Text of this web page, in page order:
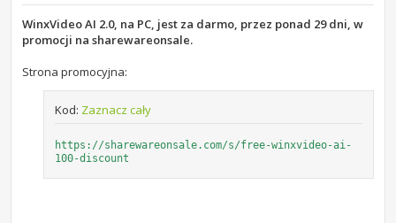
o
s
WinxVideo AI 2.0, na PC, jest za darmo, przez ponad 29 dni, w
promocji na sharewareonsale.
Strona promocyjna:
Kod: Zaznacz cały
https://sharewareonsale.com/s/free-winxvideo-ai-
100-discount